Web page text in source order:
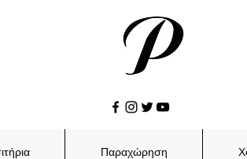
Παραχώρηση